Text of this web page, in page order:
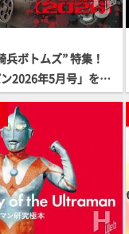
兵ボトムズ” 特集！
2026年5月号」をピ
として「装甲騎兵ボ
クトデカール」が付